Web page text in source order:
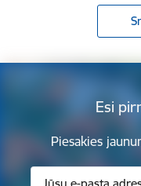
Esi
Piesakies